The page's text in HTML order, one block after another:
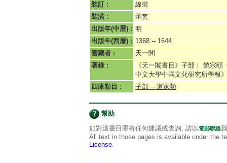
裝訂 :
線裝
裝潢 :
函套
出版年(中曆) : 明
出版年(西曆) : 1368 -- 1644
舊藏者 :
天一閣
著錄 :
《天一閣書目》子部︱ 饒宗
中文大學中國文化研究所學報
四庫類目 :
子部 -- 道家類
幫助
如對這書目庫有任何建議或查詢, 請以電郵聯絡
All text in those pages is available under the
License.